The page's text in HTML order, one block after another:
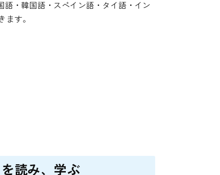
・韓国語・スペイン語・タイ語・イン
す。
読み、学ぶ